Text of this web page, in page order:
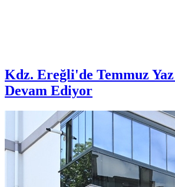
Kdz. Ereğli'de Temmuz
Devam Ediyor